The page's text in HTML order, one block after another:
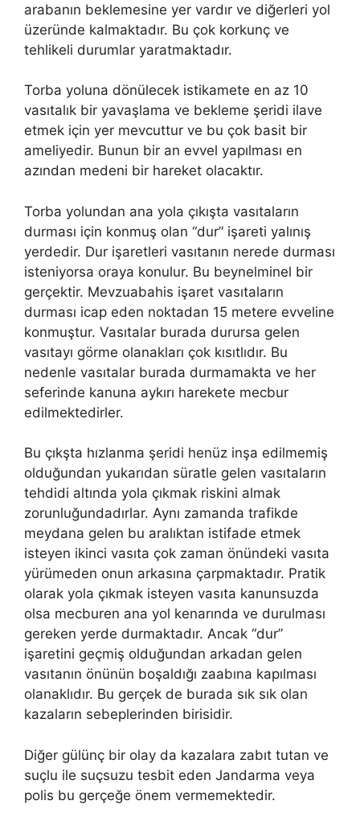
arabanın beklemesine yer vardır ve diğerleri yol
üzeründe kalmaktadır. Bu çok korkunç ve
tehlikeli durumlar yaratmaktadır.
Torba yoluna dönülecek istikamete en az 10
vasıtalık bir yavaşlama ve bekleme şeridi ilave
etmek için yer mevcuttur ve bu çok basit bir
ameliyedir. Bunun bir an evvel yapılması en
azından medeni bir hareket olacaktır.
Torba yolundan ana yola çıkışta vasıtaların
durması için konmuş olan “dur” işareti yalınış
yerdedir. Dur işaretleri vasıtanın nerede durması
isteniyorsa oraya konulur. Bu beynelminel bir
gerçektir. Mevzuabahis işaret vasıtaların
durması icap eden noktadan 15 metere evveline
konmuştur. Vasıtalar burada durursa gelen
vasıtayı görme olanakları çok kısıtlıdır. Bu
nedenle vasıtalar burada durmamakta ve her
seferinde kanuna aykırı harekete mecbur
edilmektedirler.
Bu çıkşta hızlanma şeridi henüz inşa edilmemiş
olduğundan yukarıdan süratle gelen vasıtaların
tehdidi altında yola çıkmak riskini almak
zorunluğundadırlar. Aynı zamanda trafikde
meydana gelen bu aralıktan istifade etmek
isteyen ikinci vasıta çok zaman önündeki vasıta
yürümeden onun arkasına çarpmaktadır. Pratik
olarak yola çıkmak isteyen vasıta kanunsuzda
olsa mecburen ana yol kenarında ve durulması
gereken yerde durmaktadır. Ancak “dur”
işaretini geçmiş olduğundan arkadan gelen
vasıtanın önünün boşaldığı zaabına kapılması
olanaklıdır. Bu gerçek de burada sık sık olan
kazaların sebeplerinden birisidir.
Diğer gülünç bir olay da kazalara zabıt tutan ve
suçlu ile suçsuzu tesbit eden Jandarma veya
polis bu gerçeğe önem vermemektedir.